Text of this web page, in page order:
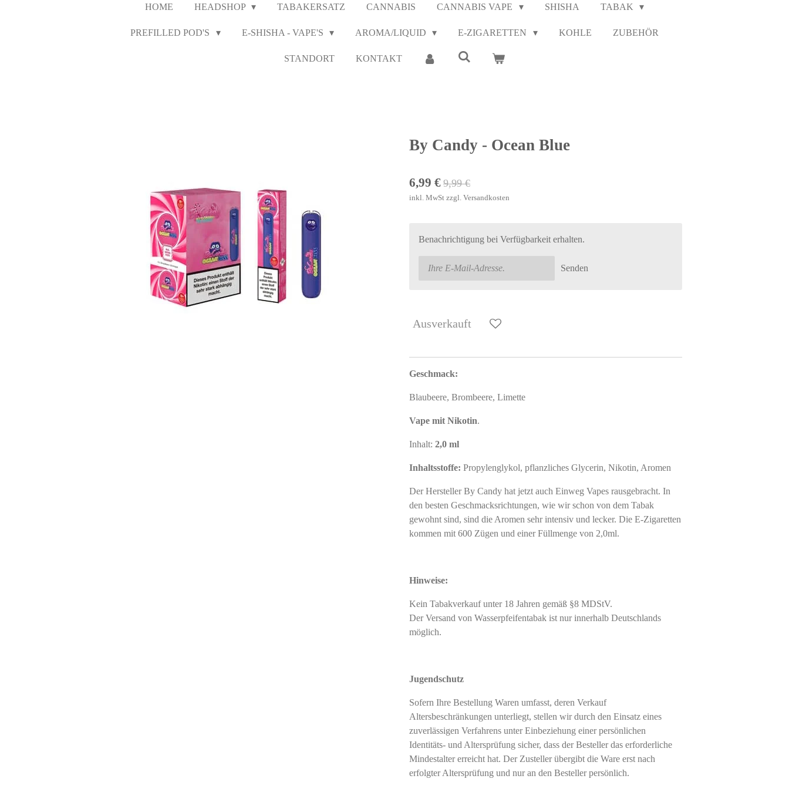
HOME HEADSHOP TABAKERSATZ CANNABIS CANNABIS VAPE SHISHA TABAK
PREFILLED POD'S E-SHISHA - VAPE'S AROMA/LIQUID E-ZIGARETTEN KOHLE ZUBEHÖR
STANDORT KONTAKT
By Candy - Ocean Blue
6,99 € 9,99 €
inkl. MwSt zzgl. Versandkosten
Benachrichtigung bei Verfügbarkeit erhalten.
Senden
Ausverkauft
Geschmack:
Blaubeere, Brombeere, Limette
Vape mit Nikotin.
Inhalt: 2,0 ml
Inhaltsstoffe: Propylenglykol, pflanzliches Glycerin, Nikotin, Aromen
Der Hersteller By Candy hat jetzt auch Einweg Vapes rausgebracht. In
den besten Geschmacksrichtungen, wie wir schon von dem Tabak
gewohnt sind, sind die Aromen sehr intensiv und lecker. Die E-Zigaretten
kommen mit 600 Zügen und einer Füllmenge von 2,0ml.
Hinweise:
Kein Tabakverkauf unter 18 Jahren gemäß §8 MDStV.
Der Versand von Wasserpfeifentabak ist nur innerhalb Deutschlands
möglich.
Jugendschutz
Sofern Ihre Bestellung Waren umfasst, deren Verkauf
Altersbeschränkungen unterliegt, stellen wir durch den Einsatz eines
zuverlässigen Verfahrens unter Einbeziehung einer persönlichen
Identitäts- und Altersprüfung sicher, dass der Besteller das erforderliche
Mindestalter erreicht hat. Der Zusteller übergibt die Ware erst nach
erfolgter Altersprüfung und nur an den Besteller persönlich.